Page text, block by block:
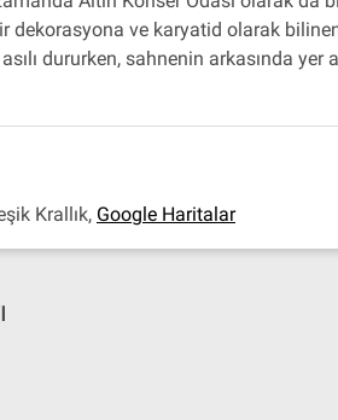
ve karyatid olarak
dururken, sahnenin arkasında yer
Krallık, Google Haritalar